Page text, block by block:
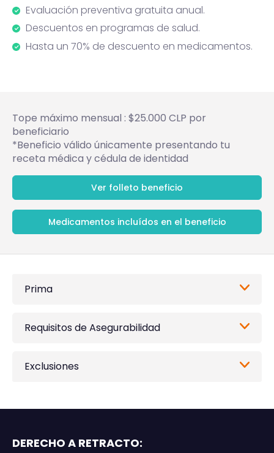
Evaluación preventiva gratuita anual.
Descuentos en programas de salud.
Hasta un 70% de descuento en medicamentos.
Tope máximo mensual : $25.000 CLP por
beneficiario
*Beneficio válido únicamente presentando tu
receta médica y cédula de identidad
Ver folleto beneficio
Medicamentos incluídos en el beneficio
Prima
Requisitos de Asegurabilidad
Exclusiones
DERECHO A RETRACTO: